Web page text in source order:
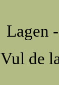
Lagen
Vul de